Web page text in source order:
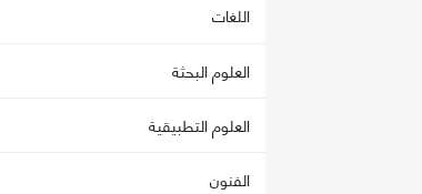
اللغات
العلوم البحثة
العلوم التطبيقية
الفنون